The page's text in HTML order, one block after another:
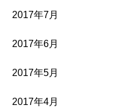
2017年7月
2017年6月
2017年5月
2017年4月